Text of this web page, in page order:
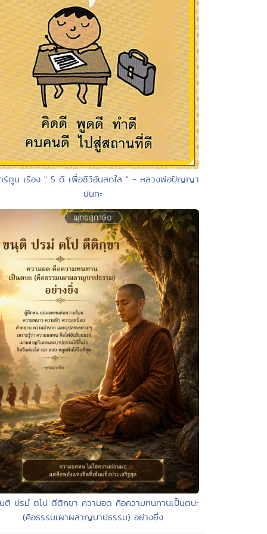
ร์ตูน เรื่อง " 5 ดี เพื่อชีวีอันสดใส " - หลวงพ่อปัญญา
นันทะ
ติ ปรมํ ตโป ตีติกฺขา ความอด คือความทนทานเป็นตบะ
(คือธรรมเผาผลาญบาปธรรม) อย่างยิ่ง